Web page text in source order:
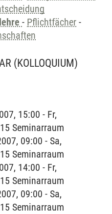
- Pflichtfächer -
(KOLLOQUIUM)
15:00 - Fr,
Seminarraum
09:00 - Sa,
Seminarraum
14:00 - Fr,
Seminarraum
09:00 - Sa,
Seminarraum